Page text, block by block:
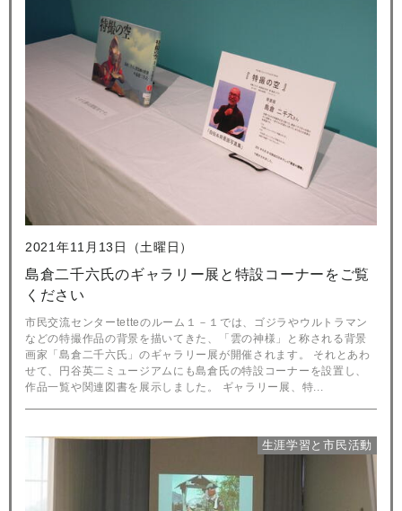
2021年11月13日（土曜日）
島倉二千六氏のギャラリー展と特設コーナーをご覧
ください
市民交流センターtetteのルーム１－１では、ゴジラやウルトラマン
などの特撮作品の背景を描いてきた、「雲の神様」と称される背景
画家「島倉二千六氏」のギャラリー展が開催されます。 それとあわ
せて、円谷英二ミュージアムにも島倉氏の特設コーナーを設置し、
作品一覧や関連図書を展示しました。 ギャラリー展、特...
生涯学習と市民活動